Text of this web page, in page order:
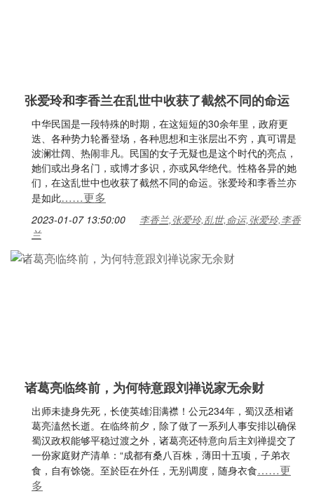
张爱玲和李香兰在乱世中收获了截然不同的命运
中华民国是一段特殊的时期，在这短短的30余年里，政府更
迭、各种势力轮番登场，各种思想和主张层出不穷，真可谓是
波澜壮阔、热闹非凡。民国的女子无疑也是这个时代的亮点，
她们或出身名门，或博才多识，亦或风华绝代。性格各异的她
们，在这乱世中也收获了截然不同的命运。张爱玲和李香兰亦
是如此……更多
2023-01-07 13:50:00
李香兰,张爱玲,乱世,命运,张爱玲,李香
兰
诸葛亮临终前，为何特意跟刘禅说家无余财
出师未捷身先死，长使英雄泪满襟！公元234年，蜀汉丞相诸
葛亮溘然长逝。在临终前夕，除了做了一系列人事安排以确保
蜀汉政权能够平稳过渡之外，诸葛亮还特意向后主刘禅提交了
一份家庭财产清单：“成都有桑八百株，薄田十五顷，子弟衣
食，自有馀饶。至於臣在外任，无别调度，随身衣食……更
多